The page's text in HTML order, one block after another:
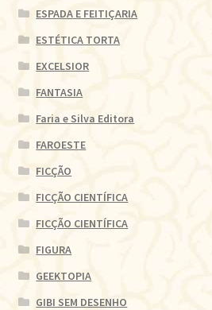
ESPADA E FEITIÇARIA
ESTÉTICA TORTA
EXCELSIOR
FANTASIA
Faria e Silva Editora
FAROESTE
FICÇÃO
FICÇÃO CIENTÍFICA
FICÇÃO CIENTÍFICA
FIGURA
GEEKTOPIA
GIBI SEM DESENHO